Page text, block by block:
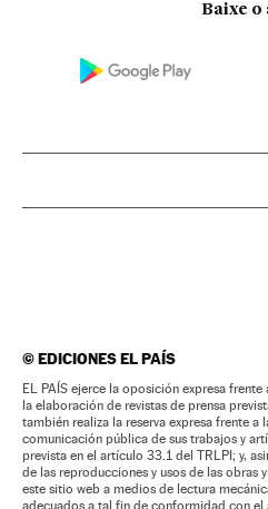
Baixe o
©EDICIONES EL PAÍS
EL PAÍS ejerce la oposición expresa
la elaboración de revistas de prensa
también realiza la reserva expresa frente
comunicación pública de sus trabajos y
prevista en el artículo 33.1 del TRLPI; y,
de las reproducciones y usos de las obras
este sitio web a medios de lectura